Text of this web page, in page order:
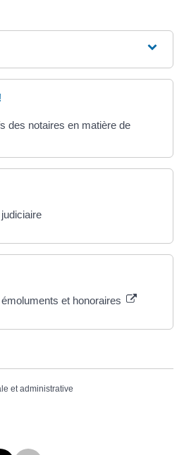
des notaires en matière de
et honoraires
et administrative